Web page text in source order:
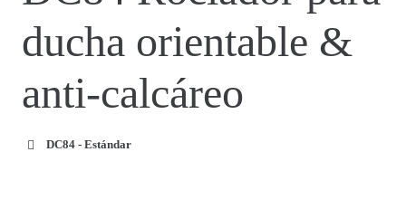
ducha orientable &
anti-calcáreo
DC84 - Estándar